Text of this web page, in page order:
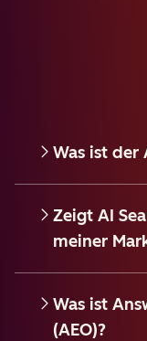
Was ist der
Zeigt AI
meiner
Was ist
(AEO)?